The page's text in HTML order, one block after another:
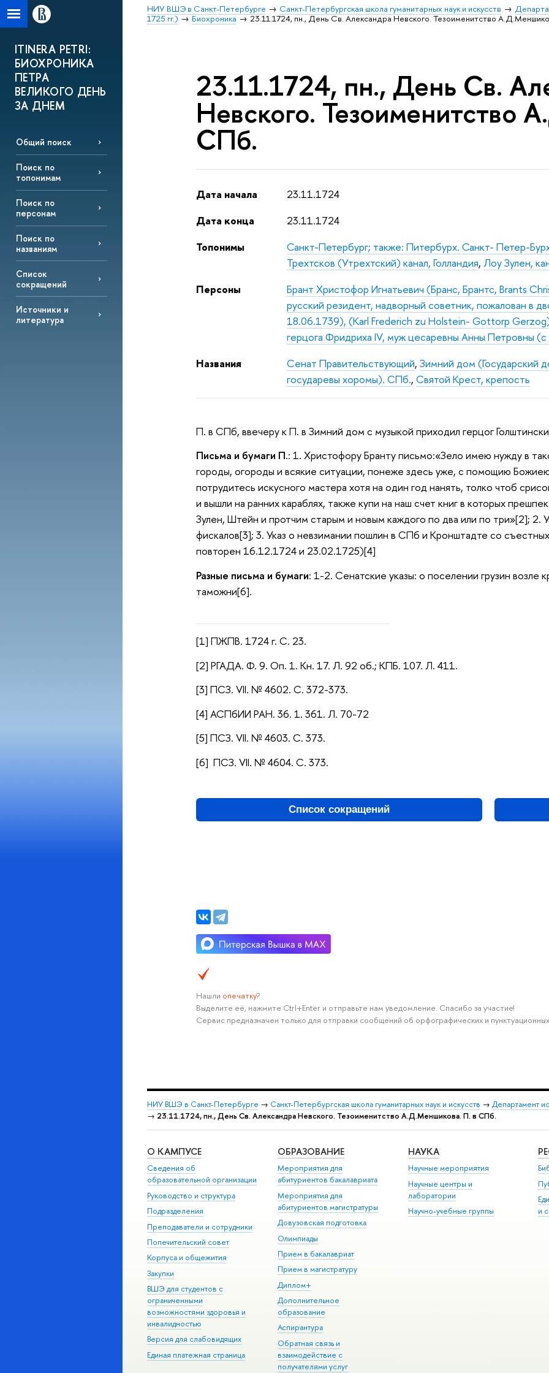
НИУ ВШЭ в Санкт-Петербурге Санкт-Петербургская школа гуманитарных наук и искусств
1725 гг.)
Биохроника 23.11.1724, пн., День Св. Александра Невского. Тезоименитство
ITINERA PETRI:
БИОХРОНИКА
ПЕТРА
ВЕЛИКОГО ДЕНЬ
ЗА ДНЕМ
Общий поиск
Поиск по
топонимам
Поиск по
персонам
Поиск по
названиям
Список
сокращений
Источники и
литература
23.11.1724, пн., День Св.
Невского. Тезоименитство
СПб.
Дата начала
23.11.1724
Дата конца
23.11.1724
Топонимы
Санкт-Петербург; также: Питербурх. Санкт- Петер-
Трехтсков (Утрехтский) канал, Голландия,Лоу Зулен,
Персоны
Брант Христофор Игнатьевич (Бранс, Брантс, Brants
русский резидент, надворный советник, пожалован в
18.06.1739), (Karl Frederich zu Holstein- Gottorp
герцога Фридриха IV, муж цесаревны Анны Петровны
Названия
Сенат Правительствующий,Зимний дом (Государский
государевы хоромы). СПб.,Святой Крест, крепость
П. в СПб, ввечеру к П. в Зимний дом с музыкой приходил герцог
Письма и бумаги П.: 1. Христофору Бранту письмо:«Зело имею нужду в
городы, огороды и всякие ситуации, понеже здесь уже, с помощию
потрудитесь искусного мастера хотя на один год нанять, толко чтоб
и вышли на ранних караблях, также купи на наш счет книг в которых
Зулен, Штейн и протчим старым и новым каждого по два или по три»[2]; 2.
фискалов[3]; 3. Указ о невзимании пошлин в СПб и Кронштадте со
повторен 16.12.1724 и 23.02.1725)[4]
Разные письма и бумаги: 1-2. Сенатские указы: о поселении грузин
таможни[6].
[1] ПЖПВ. 1724 г. С. 23.
[2] РГАДА. Ф. 9. Оп. 1. Кн. 17. Л. 92 об.; КПБ. 107. Л. 411.
[3] ПСЗ. VII. № 4602. С. 372-373.
[4] АСПбИИ РАН. 36. 1. 361. Л. 70-72
[5] ПСЗ. VII. № 4603. С. 373.
[6] ПСЗ. VII. № 4604. С. 373.
Список сокращений
Нашли опечатку?
Выделите её, нажмите Ctrl+Enter и отправьте нам уведомление. Спасибо за участие!
Сервис предназначен только для отправки сообщений об орфографических и
НИУ ВШЭ в Санкт-Петербурге → Санкт-Петербургская школа гуманитарных наук и искусств → Департамент
→ 23.11.1724, пн., День Св. Александра Невского. Тезоименитство А.Д.Меншикова. П. в СПб.
О КАМПУСЕ
Сведения об
образовательной организации
Руководство и структура
Подразделения
Преподаватели и сотрудники
Попечительский совет
Корпуса и общежития
Закупки
ВШЭ для студентов с
ограниченными
возможностями здоровья и
инвалидностью
Версия для слабовидящих
Единая платежная страница
ОБРАЗОВАНИЕ
Мероприятия для
абитуриентов бакалавриата
Мероприятия для
абитуриентов магистратуры
Довузовская подготовка
Олимпиады
Прием в бакалавриат
Прием в магистратуру
Диплом+
Дополнительное
образование
Аспирантура
Обратная связь и
взаимодействие с
получателями услуг
НАУКА
Научные мероприятия
Научные центры и
лаборатории
Научно-учебные группы
и